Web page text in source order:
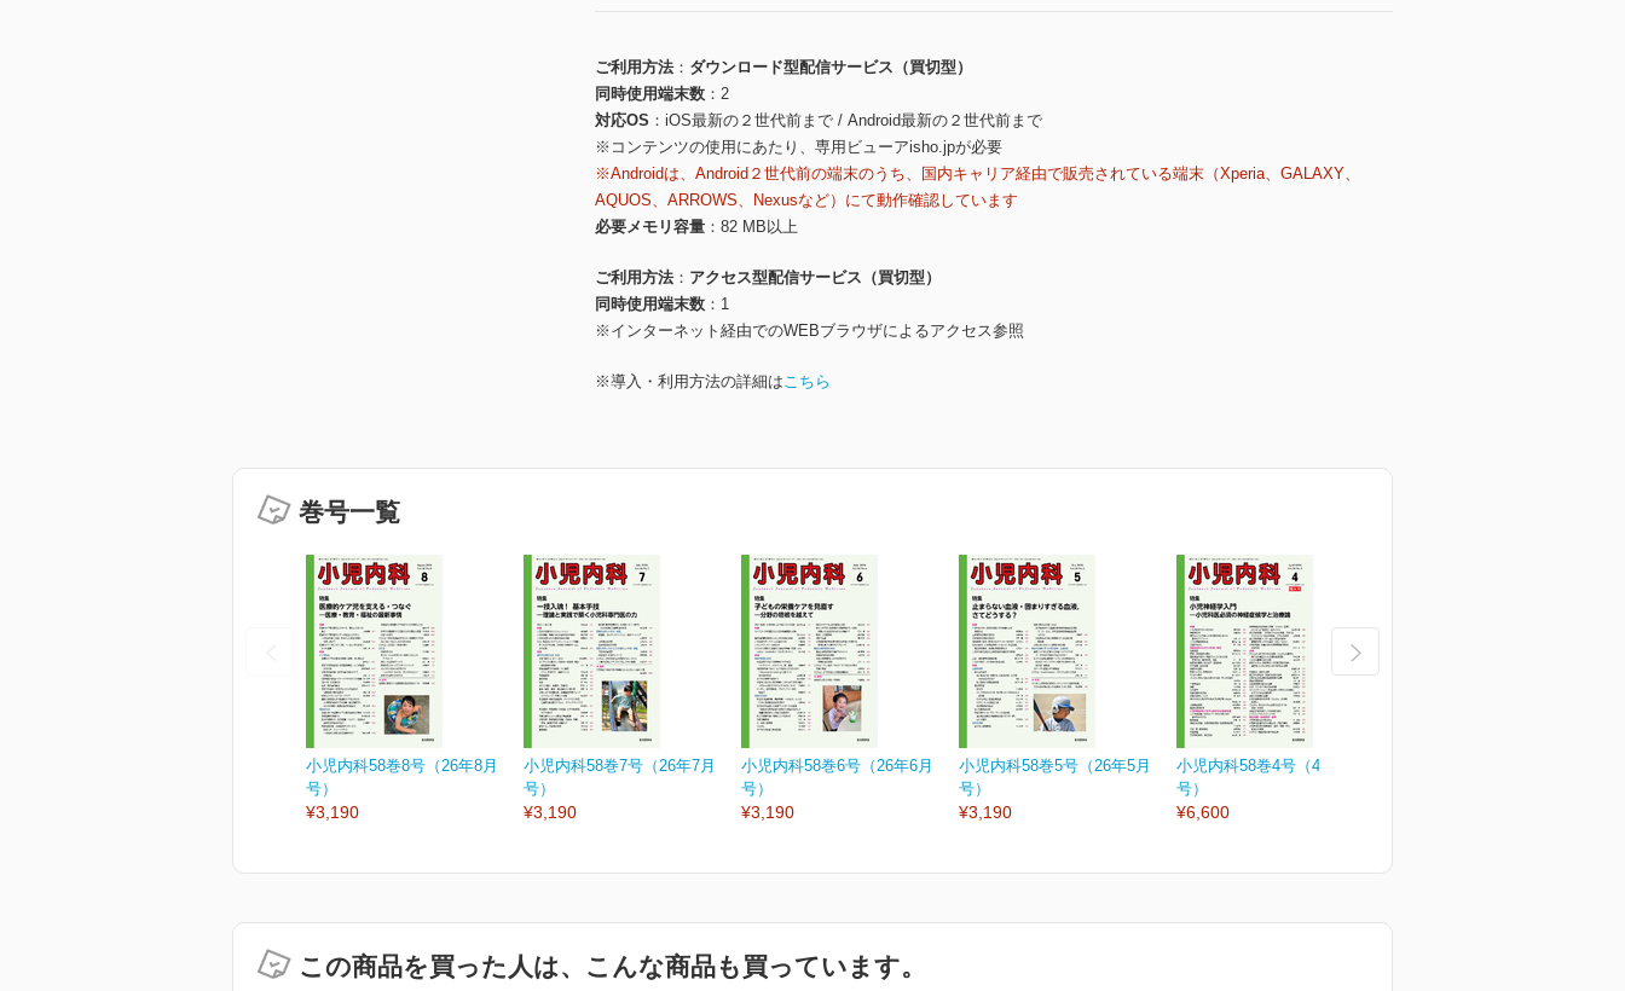
ご利用方法
ダウンロード型配信サービス（買切型）
同時使用端末数
2
対応OS
iOS最新の２世代前まで / Android最新の２世代前まで
※コンテンツの使用にあたり、専用ビューアisho.jpが必要
※Androidは、Android２世代前の端末のうち、国内キャリア経由で販売されている端末（Xperia、GALAXY、
AQUOS、ARROWS、Nexusなど）にて動作確認しています
必要メモリ容量
82 MB以上
ご利用方法
アクセス型配信サービス（買切型）
同時使用端末数
1
※インターネット経由でのWEBブラウザによるアクセス参照
※導入・利用方法の詳細はこちら
巻号一覧
小児内科58巻8号（26年8月
号）
¥3,190
小児内科58巻7号（26年7月
号）
¥3,190
小児内科58巻6号（26年6月
号）
¥3,190
小児内科58巻5号（26年5月
号）
¥3,190
小児内科58巻4号（4月増大
号）
¥6,600
この商品を買った人は、こんな商品も買っています。